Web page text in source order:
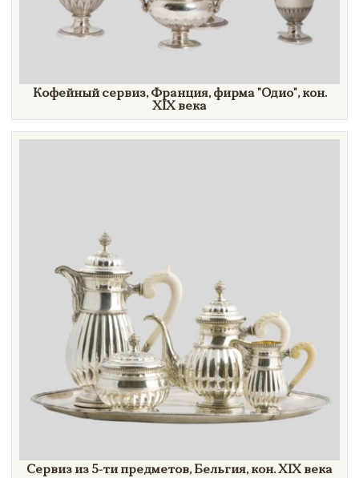
Кофейный сервиз, Франция, фирма"Одио",кон.
XIX века
Cервиз из 5-ти предметов, Бельгия, кон.XIX века